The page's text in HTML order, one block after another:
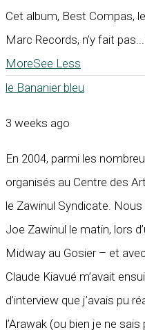
Cet album, Best Compas,
Marc Records, n’y fait
MoreSee Less
le Bananier bleu
3 weeks ago
En 2004, parmi les
organisés au Centre des
le Zawinul Syndicate.
Joe Zawinul le matin, lors
Midway au Gosier – et
Claude Kiavué m’avait
d’interview que j’avais pu
l’Arawak (ou bien je ne